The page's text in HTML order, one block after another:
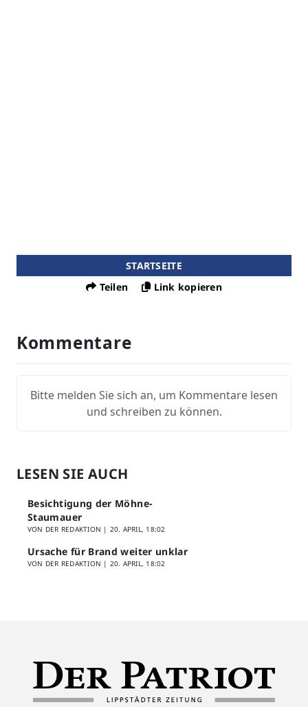
STARTSEITE
Teilen
Link kopieren
Kommentare
Bitte melden Sie sich an, um Kommentare lesen
und schreiben zu können.
LESEN SIE AUCH
Besichtigung der Möhne-
Staumauer
VON DER REDAKTION | 20. APRIL, 18:02
Ursache für Brand weiter unklar
VON DER REDAKTION | 20. APRIL, 18:02